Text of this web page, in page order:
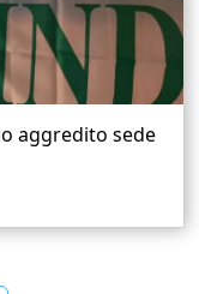
aggredito sede